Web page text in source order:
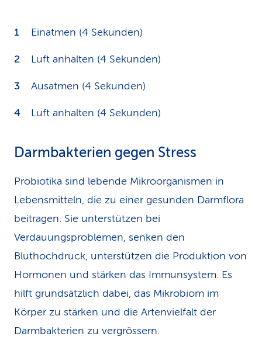
Einatmen (4 Sekunden)
Luft anhalten (4 Sekunden)
Ausatmen (4 Sekunden)
Luft anhalten (4 Sekunden)
Darmbakterien gegen Stress
Probiotika sind lebende Mikroorganismen in
Lebensmitteln, die zu einer gesunden Darmflora
beitragen. Sie unterstützen bei
Verdauungsproblemen, senken den
Bluthochdruck, unterstützen die Produktion von
Hormonen und stärken das Immunsystem. Es
hilft grundsätzlich dabei, das Mikrobiom im
Körper zu stärken und die Artenvielfalt der
Darmbakterien zu vergrössern.